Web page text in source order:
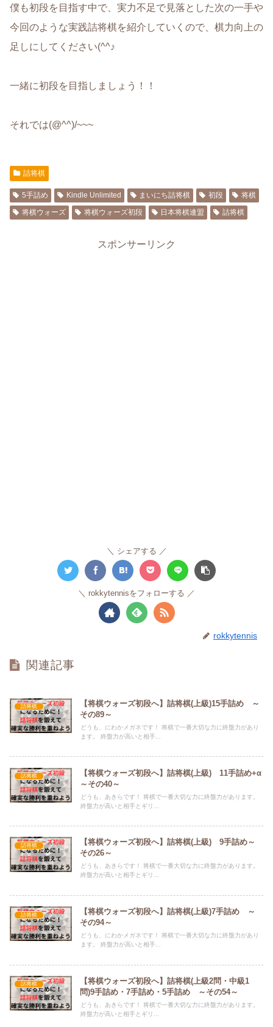
僕も初段を目指す中で、実力不足で見落とした次の一手や
今回のような実践詰将棋を紹介していくので、棋力向上の
足しにしてください(^^♪
一緒に初段を目指しましょう！！
それでは(@^^)/~~~
詰将棋
5手詰め Kindle Unlimited まいにち詰将棋 初段
将棋
将棋ウォーズ
将棋ウォーズ初段 日本将棋連盟 詰将棋
スポンサーリンク
シェアする
rokkytennisをフォローする
rokkytennis
関連記事
詰将棋
【将棋ウォーズ初段へ】詰将棋(上級)15手詰め ～
その89～
どうも、にわかメガネです！ 将棋で一番大切な力に終盤力があり
ます。 終盤力が高いと相手...
詰将棋
【将棋ウォーズ初段へ】詰将棋(上級) 11手詰め+α
～その40～
どうも、あきらです！ 将棋で一番大切な力に終盤力があります。
終盤力が高いと相手とギリ...
詰将棋
【将棋ウォーズ初段へ】詰将棋(上級) 9手詰め～
その26～
どうも、あきらです！ 将棋で一番大切な力に終盤力があります。
終盤力が高いと相手とギリ...
詰将棋
【将棋ウォーズ初段へ】詰将棋(上級)7手詰め ～
その94～
どうも、にわかメガネです！ 将棋で一番大切な力に終盤力があり
ます。 終盤力が高いと相手...
詰将棋
【将棋ウォーズ初段へ】詰将棋(上級2問・中級1
問)9手詰め・7手詰め・5手詰め ～その54～
どうも、あきらです！ 将棋で一番大切な力に終盤力があります。
終盤力が高いと相手とギリ...